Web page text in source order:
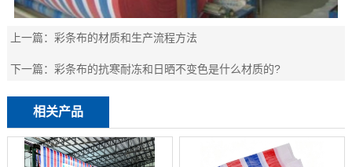
上一篇：彩条布的材质和生产流程方法
下一篇：彩条布的抗寒耐冻和日晒不变色是什么材质的?
相关产品